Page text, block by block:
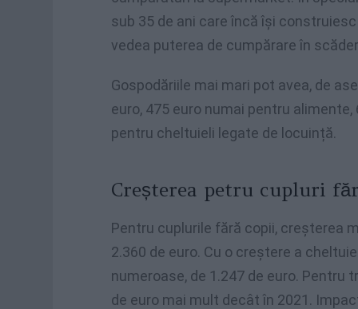
sub 35 de ani care încă își
vedea puterea de cumpărare în
Gospodăriile mai mari pot avea, de
euro, 475 euro numai pentru
pentru cheltuieli legate de locuință.
Creșterea petru cupluri
Pentru cuplurile fără copii, creșterea
2.360 de euro. Cu o creștere a
numeroase, de 1.247 de euro. Pentru
de euro mai mult decât în ​​2021.